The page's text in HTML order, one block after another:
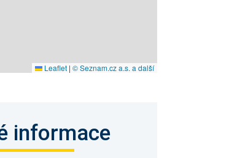
Leaflet | © Seznam.cz a.s. a další
informace